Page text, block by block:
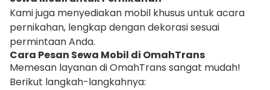
Kami juga menyediakan mobil khusus untuk acara
pernikahan, lengkap dengan dekorasi sesuai
permintaan Anda.
Cara Pesan Sewa Mobil di OmahTrans
Memesan layanan di OmahTrans sangat mudah!
Berikut langkah-langkahnya: